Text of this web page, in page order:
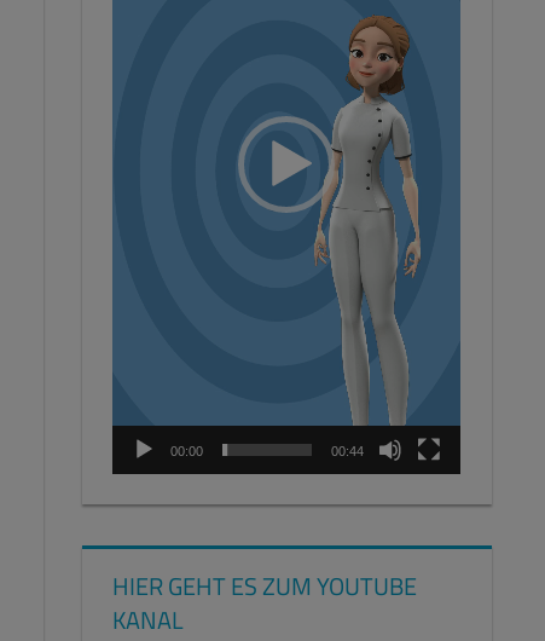
00:00 00:44
HIER GEHT ES ZUM YOUTUBE
KANAL